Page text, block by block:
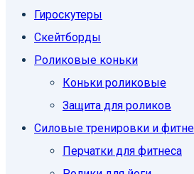
Гироскутеры
Скейтборды
Роликовые коньки
Коньки роликовые
Защита для роликов
Силовые тренировки и
Перчатки для фитнеса